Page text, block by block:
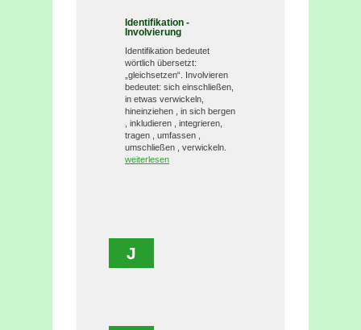
Identifikation -
Involvierung
Identifikation bedeutet
wörtlich übersetzt:
„gleichsetzen“. Involvieren
bedeutet: sich einschließen,
in etwas verwickeln,
hineinziehen , in sich bergen
, inkludieren , integrieren,
tragen , umfassen ,
umschließen , verwickeln.
weiterlesen
J